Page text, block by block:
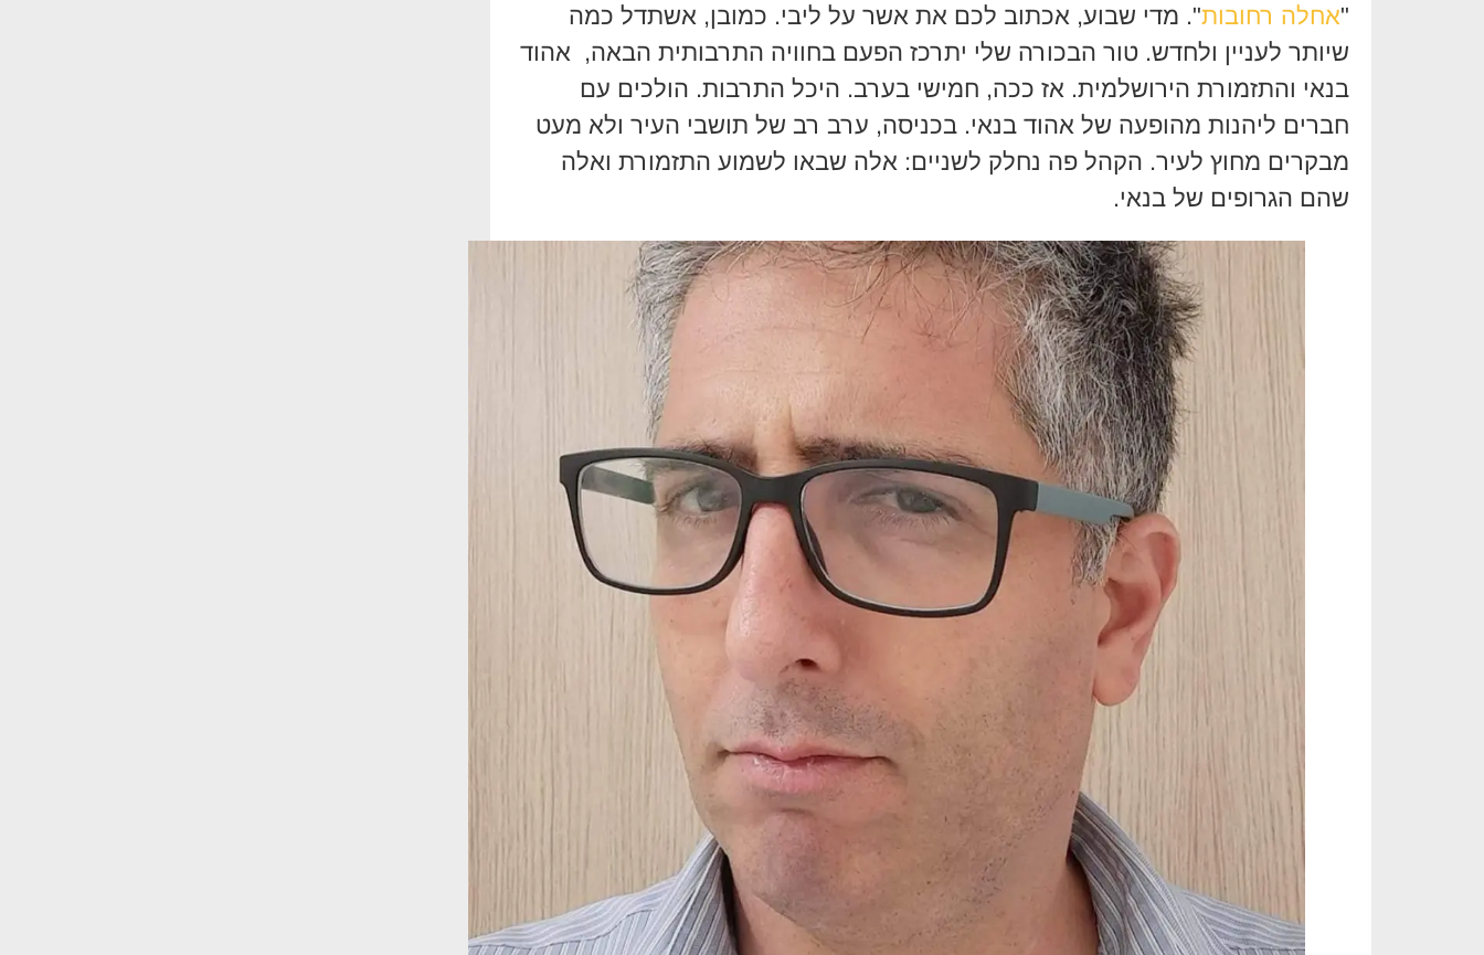
"אחלה רחובות". מדי שבוע, אכתוב לכם את אשר על ליבי. כמובן, אשתדל כמה
שיותר לעניין ולחדש. טור הבכורה שלי יתרכז הפעם בחוויה התרבותית הבאה, אהוד
בנאי והתזמורת הירושלמית. אז ככה, חמישי בערב. היכל התרבות. הולכים עם
חברים ליהנות מהופעה של אהוד בנאי. בכניסה, ערב רב של תושבי העיר ולא מעט
מבקרים מחוץ לעיר. הקהל פה נחלק לשניים: אלה שבאו לשמוע התזמורת ואלה
שהם הגרופים של בנאי.